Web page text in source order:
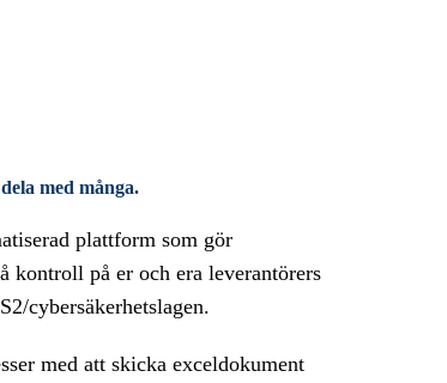
med många.
plattform som gör
kontroll på er och era leverantörers
cybersäkerhetslagen.
med att skicka exceldokument